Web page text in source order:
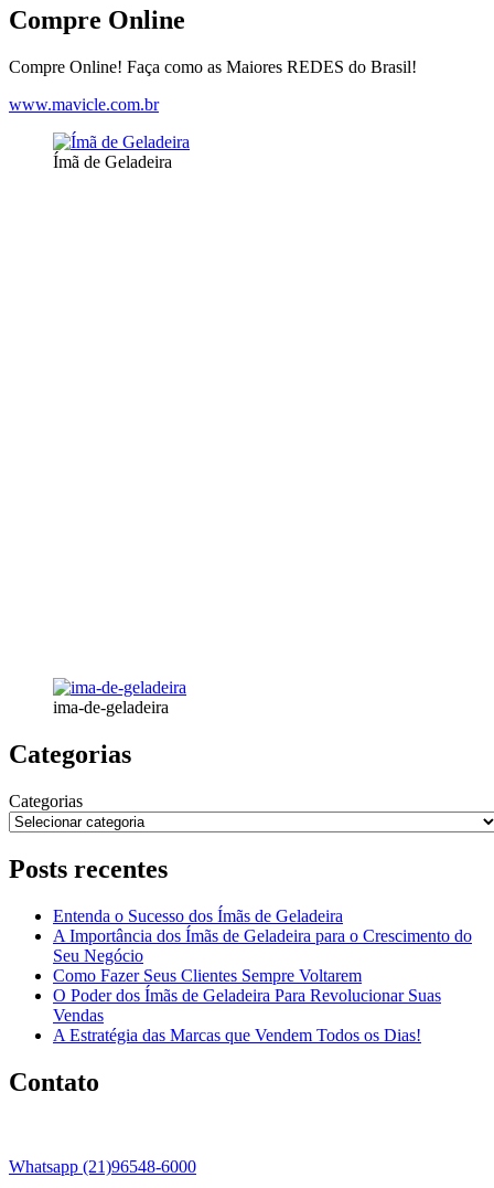
Compre Online
Compre Online! Faça como as Maiores REDES do Brasil!
www.mavicle.com.br
Ímã de Geladeira
ima-de-geladeira
Categorias
Categorias
Posts recentes
Entenda o Sucesso dos Ímãs de Geladeira
A Importância dos Ímãs de Geladeira para o Crescimento do
Seu Negócio
Como Fazer Seus Clientes Sempre Voltarem
O Poder dos Ímãs de Geladeira Para Revolucionar Suas
Vendas
A Estratégia das Marcas que Vendem Todos os Dias!
Contato
Whatsapp (21)96548-6000